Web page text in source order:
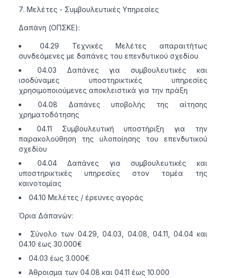
Μελέτες - Συμβουλευτικές Υπηρεσίες
Δαπάνη (ΟΠΣΚΕ):
04.29 Τεχνικές Μελέτες απαραιτήτως
συνδεόμενες με δαπάνες του επενδυτικού σχεδίου
04.03 Δαπάνες για συμβουλευτικές και
ισοδύναμες υποστηρικτικές υπηρεσίες
χρησιμοποιούμενες αποκλειστικά για την πράξη
04.08 Δαπάνες υποβολής της αίτησης
χρηματοδότησης
04.11 Συμβουλευτική υποστήριξη για την
παρακολούθηση της υλοποίησης του επενδυτικού
σχεδίου
04.04 Δαπάνες για συμβουλευτικές και
υποστηρικτικές υπηρεσίες στον τομέα της
καινοτομίας
04.10 Μελέτες / έρευνες αγοράς
Όρια Δάπανών:
Σύνολο των 04.29, 04.03, 04.08, 04.11, 04.04 και
04.10 έως 30.000€
04.03 έως 3.000€
Άθροισμα των 04.08 και 04.11 έως 10.000